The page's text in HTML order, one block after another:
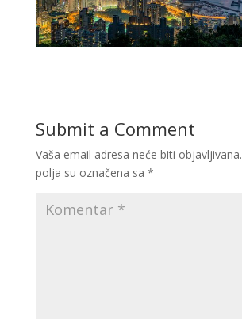
Submit a Comment
Vaša email adresa neće biti objavljivana.
polja su označena sa *